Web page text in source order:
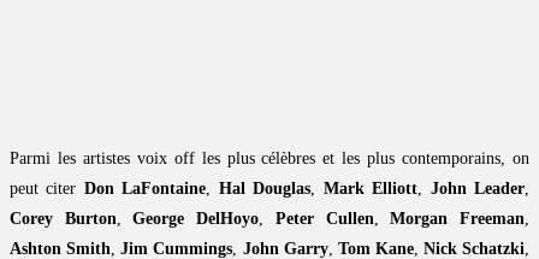
Parmi les artistes voix off les plus célèbres et les plus contemporains, on
peut citer Don LaFontaine Hal Douglas Mark Elliott John Leader
Corey Burton ,George DelHoyo Peter Cullen ,Morgan Freeman
Ashton Smith ,Jim Cummings John Garry, Tom Kane, Nick Schatzki